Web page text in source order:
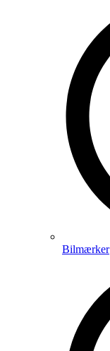
Bilmærker